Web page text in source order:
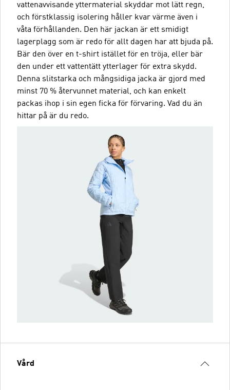
vattenavvisande yttermaterial skyddar mot lätt regn,
och förstklassig isolering håller kvar värme även i
våta förhållanden. Den här jackan är ett smidigt
lagerplagg som är redo för allt dagen har att bjuda på.
Bär den över en t-shirt istället för en tröja, eller bär
den under ett vattentätt ytterlager för extra skydd.
Denna slitstarka och mångsidiga jacka är gjord med
minst 70 % återvunnet material, och kan enkelt
packas ihop i sin egen ficka för förvaring. Vad du än
hittar på är du redo.
Vård